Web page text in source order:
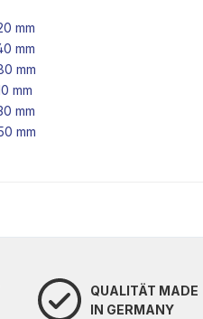
mm
mm
mm
mm
mm
mm
QUALITÄT MADE
IN GERMANY